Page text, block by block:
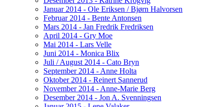
Januar 2014 - Ole Eriksen / Bjørn Halvorsen
Februar 2014 - Bente Antonsen
Mars 2014 - Jan Fredrik Fredriksen
April 2014 - Gry Moe
Mai 2014 - Lars Velle
Juni 2014 - Monica Blix
Juli / August 2014 - Cato Bryn
September 2014 - Anne Holta
Oktober 2014 - Reinert Sannerud
November 2014 - Anne-Marie Berg
Desember 2014 - Jon A. Svenningsen